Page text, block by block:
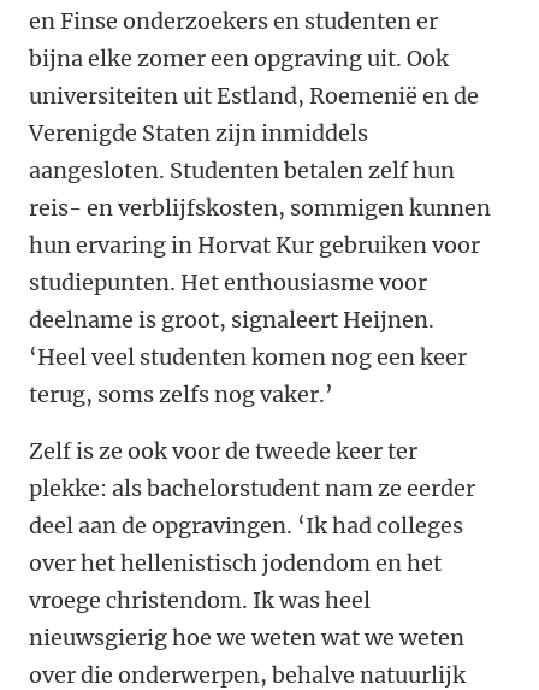
en Finse onderzoekers en studenten er
bijna elke zomer een opgraving uit. Ook
universiteiten uit Estland, Roemenië en de
Verenigde Staten zijn inmiddels
aangesloten. Studenten betalen zelf hun
reis- en verblijfskosten, sommigen kunnen
hun ervaring in Horvat Kur gebruiken voor
studiepunten. Het enthousiasme voor
deelname is groot, signaleert Heijnen.
‘Heel veel studenten komen nog een keer
terug, soms zelfs nog vaker.’
Zelf is ze ook voor de tweede keer ter
plekke: als bachelorstudent nam ze eerder
deel aan de opgravingen. ‘Ik had colleges
over het hellenistisch jodendom en het
vroege christendom. Ik was heel
nieuwsgierig hoe we weten wat we weten
over die onderwerpen, behalve natuurlijk